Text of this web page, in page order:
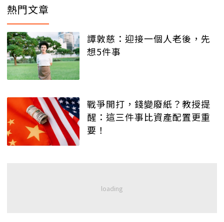
熱門文章
譚敦慈：迎接一個人老後，先
想5件事
戰爭開打，錢變廢紙？教授提
醒：這三件事比資產配置更重
要！